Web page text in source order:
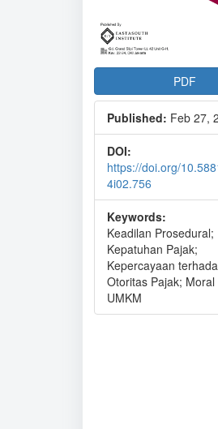
PDF
Published: Feb 27,
DOI:
https://doi.org/
4i02.756
Keywords:
Keadilan Prosedural;
Kepatuhan Pajak;
Kepercayaan
Otoritas Pajak; Moral
UMKM